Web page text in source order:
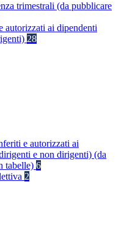
trimestrali (da pubblicare
autorizzati ai dipendenti
28
e autorizzati ai
e non dirigenti) (da
tabelle) 6
2